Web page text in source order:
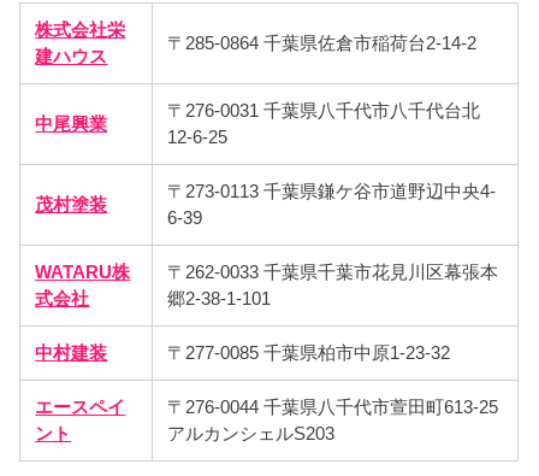
株式会社栄
建ハウス
〒285-0864 千葉県佐倉市稲荷台2-14-2
中尾興業
〒276-0031 千葉県八千代市八千代台北
12-6-25
茂村塗装
〒273-0113 千葉県鎌ケ谷市道野辺中央4-
6-39
WATARU株
式会社
〒262-0033 千葉県千葉市花見川区幕張本
郷2-38-1-101
中村建装 〒277-0085 千葉県柏市中原1-23-32
エースペイ
ント
〒276-0044 千葉県八千代市萱田町613-25
アルカンシェルS203